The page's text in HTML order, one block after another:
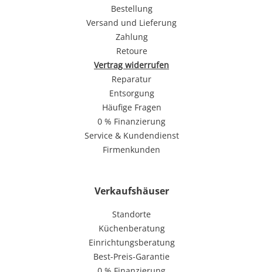
Bestellung
Versand und Lieferung
Zahlung
Retoure
Vertrag widerrufen
Reparatur
Entsorgung
Häufige Fragen
0 % Finanzierung
Service & Kundendienst
Firmenkunden
Verkaufshäuser
Standorte
Küchenberatung
Einrichtungsberatung
Best-Preis-Garantie